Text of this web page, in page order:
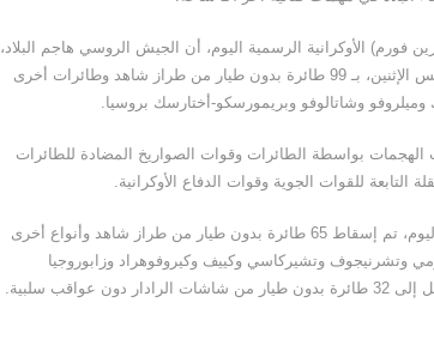
فورم) الأوكرانية الرسمية اليوم، أن الجيش الروسي هاجم البلاد،
اعتبارًا من الساعة 19:00 بالتوقيت المحلي أمس الإثنين، بـ 99 طائرة بدون طيار من طراز شاهد وطائرات أخرى
وشاتالوفو وبريمورسكو-أختارسك بروسيا.
الهجمات بواسطة الطائرات وقوات الصواريخ المضادة للطائرات
التابعة للقوات الجوية وقوات الدفاع الأوكرانية.
وتابع أنه اعتبارًا من الساعة 09:00 من صباح اليوم، تم إسقاط 65 طائرة بدون طيار من طراز شاهد وأنواع أخرى
وتشرنيجوف وتشيركاسي وكييف وكيروفوهراد وزابوروجيا
سلبية.